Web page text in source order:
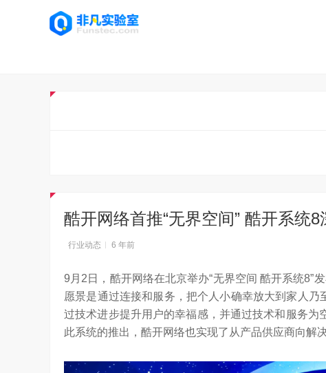
酷开网络首推“无界空间” 酷开系统
行业动态 6 年前
9月2日，酷开网络在北京举办“无界空间 酷开系统8”
愿景是通过连接和服务，把个人小确幸放大到家人
过技术进步提升用户的幸福感，并通过技术和服务
此系统的推出，酷开网络也实现了从产品供应商向解